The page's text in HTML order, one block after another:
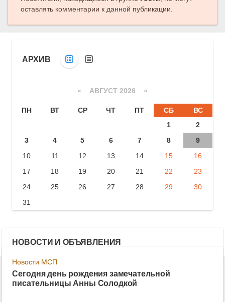
оставлять комментарии к данной публикации.
АРХИВ
« АВГУСТ 2026 »
ПН ВТ СР ЧТ ПТ СБ
ВС
1
2
3
4 5 6 7 8
9
10
11 12 13 14 15
16
17
18 19 20 21 22
23
24
25 26 27 28 29
30
31
НОВОСТИ И ОБЪЯВЛЕНИЯ
Новости МСП
Сегодня день рождения замечательной
писательницы Анны Солодкой